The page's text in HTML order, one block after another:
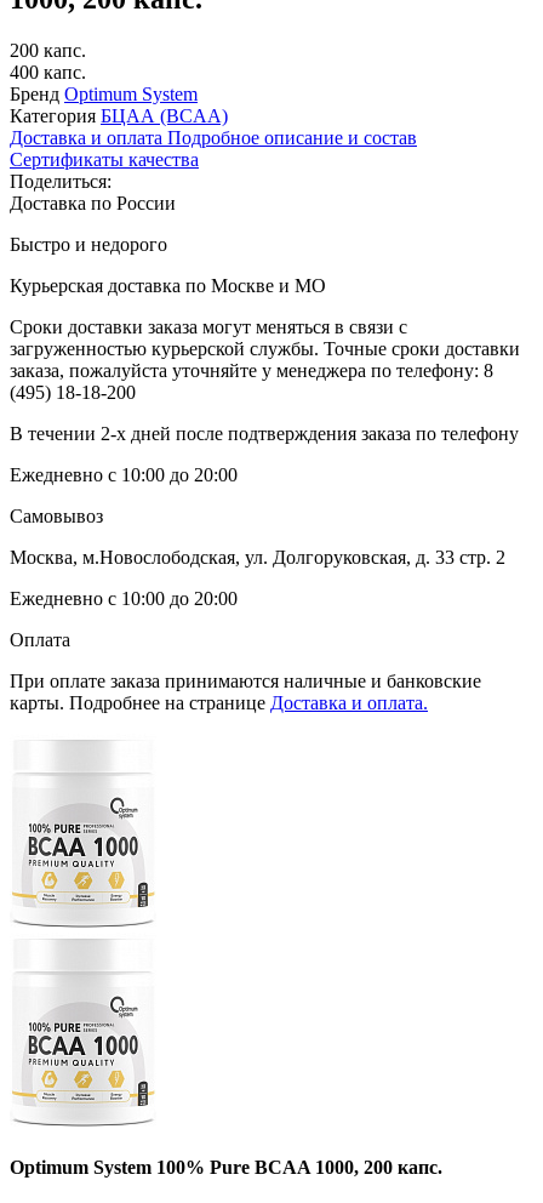
200 капс.
400 капс.
Бренд Optimum System
Категория БЦАА (BCAA)
Доставка и оплата Подробное описание и состав
Сертификаты качества
Поделиться:
Доставка по России
Быстро и недорого
Курьерская доставка по Москве и МО
Сроки доставки заказа могут меняться в связи с
загруженностью курьерской службы. Точные сроки доставки
заказа, пожалуйста уточняйте у менеджера по телефону: 8
(495) 18-18-200
В течении 2-х дней после подтверждения заказа по телефону
Ежедневно с 10:00 до 20:00
Самовывоз
Москва, м.Новослободская, ул. Долгоруковская, д. 33 стр. 2
Ежедневно с 10:00 до 20:00
Оплата
При оплате заказа принимаются наличные и банковские
карты. Подробнее на странице Доставка и оплата.
Optimum System 100% Pure BCAA 1000, 200 капс.